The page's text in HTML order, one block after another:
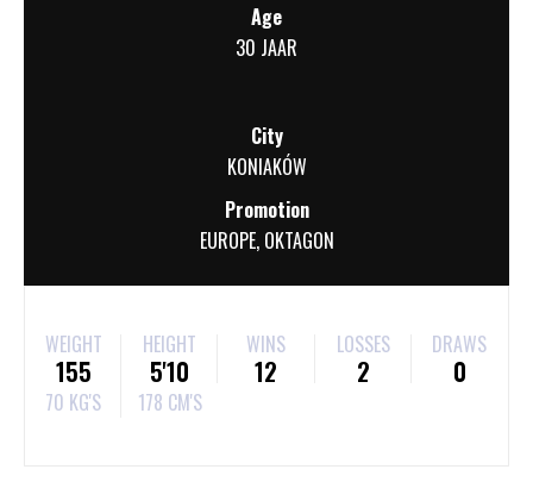
Age
30 JAAR
City
KONIAKÓW
Promotion
EUROPE, OKTAGON
WEIGHT
155
70 KG'S
HEIGHT
5'10
178 CM'S
WINS
12
LOSSES
2
DRAWS
0